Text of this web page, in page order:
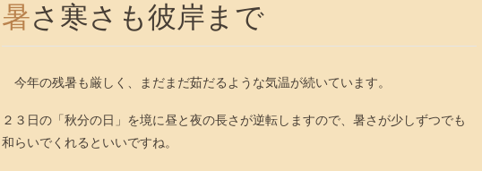
暑さ寒さも彼岸まで
今年の残暑も厳しく、まだまだ茹だるような気温が続いています。
２３日の「秋分の日」を境に昼と夜の長さが逆転しますので、暑さが少しずつでも
和らいでくれるといいですね。